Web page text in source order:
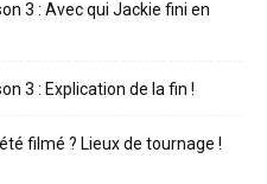
3 : Avec qui Jackie fini en
3 : Explication de la fin !
filmé ? Lieux de tournage !